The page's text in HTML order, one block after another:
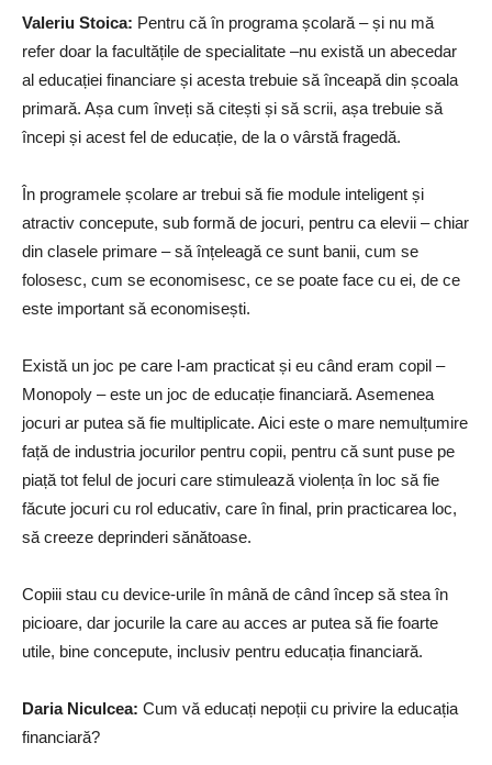
Valeriu Stoica: Pentru că în programa școlară – și nu mă
refer doar la facultățile de specialitate –nu există un abecedar
al educației financiare și acesta trebuie să înceapă din școala
primară. Așa cum înveți să citești și să scrii, așa trebuie să
începi și acest fel de educație, de la o vârstă fragedă.
În programele școlare ar trebui să fie module inteligent și
atractiv concepute, sub formă de jocuri, pentru ca elevii – chiar
din clasele primare – să înțeleagă ce sunt banii, cum se
folosesc, cum se economisesc, ce se poate face cu ei, de ce
este important să economisești.
Există un joc pe care l-am practicat și eu când eram copil –
Monopoly – este un joc de educație financiară. Asemenea
jocuri ar putea să fie multiplicate. Aici este o mare nemulțumire
față de industria jocurilor pentru copii, pentru că sunt puse pe
piață tot felul de jocuri care stimulează violența în loc să fie
făcute jocuri cu rol educativ, care în final, prin practicarea loc,
să creeze deprinderi sănătoase.
Copiii stau cu device-urile în mână de când încep să stea în
picioare, dar jocurile la care au acces ar putea să fie foarte
utile, bine concepute, inclusiv pentru educația financiară.
Daria Niculcea: Cum vă educați nepoții cu privire la educația
financiară?